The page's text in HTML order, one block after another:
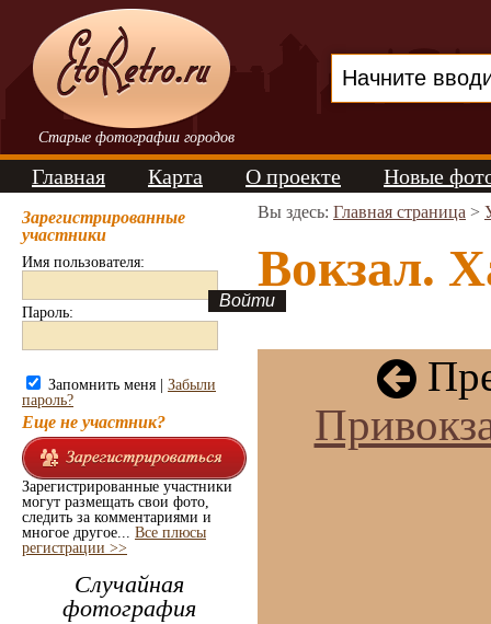
Старые фотографии городов
Главная Карта О проекте Новые
Зарегистрированные
участники
Имя пользователя:
Пароль:
Запомнить меня | Забыли
пароль?
Еще не участник?
Зарегистрированные участники
могут размещать свои фото,
следить за комментариями и
многое другое... Все плюсы
регистрации >>
Случайная
фотография
Вы здесь: Главная страница >
Вокзал.